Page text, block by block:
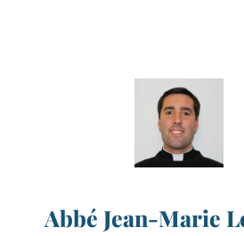
Abbé Jean-Marie